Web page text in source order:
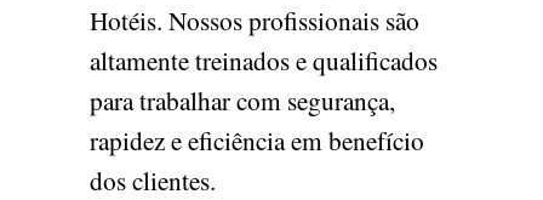
Hotéis. Nossos profissionais são
altamente treinados e qualificados
para trabalhar com segurança,
rapidez e eficiência em benefício
dos clientes.